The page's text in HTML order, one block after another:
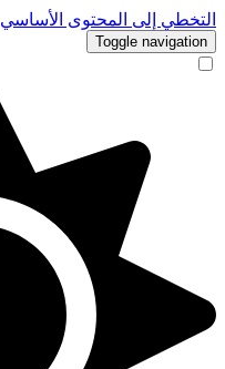
التخطي إلى المحتوى الأساسي
Toggle navigation